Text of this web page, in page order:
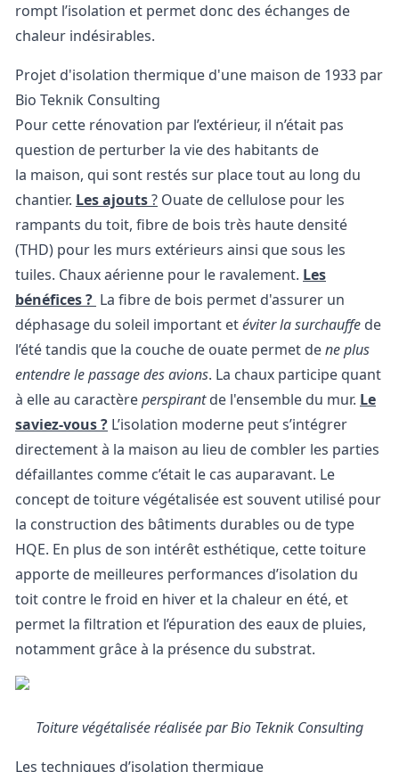
rompt l’isolation et permet donc des échanges de
chaleur indésirables.
Projet d'isolation thermique d'une maison de 1933 par
Bio Teknik Consulting
Pour cette rénovation par l’extérieur, il n’était pas
question de perturber la vie des habitants de
la maison, qui sont restés sur place tout au long du
chantier. Les ajouts? Ouate de cellulose pour les
rampants du toit, fibre de bois très haute densité
(THD) pour les murs extérieurs ainsi que sous les
tuiles. Chaux aérienne pour le ravalement. Les
bénéfices ? La fibre de bois permet d'assurer un
déphasage du soleil important etéviter la surchauffe de
l’été tandis que la couche de ouate permet dene plus
entendre le passage des avions. La chaux participe quant
à elle au caractèreperspirantde l'ensemble du mur. Le
saviez-vous ? L’isolation moderne peut s’intégrer
directement à la maison au lieu de combler les parties
défaillantes comme c’était le cas auparavant. Le
concept de toiture végétalisée est souvent utilisé pour
la construction des bâtiments durables ou de type
HQE. En plus de son intérêt esthétique, cette toiture
apporte de meilleures performances d’isolation du
toit contre le froid en hiver et la chaleur en été, et
permet la filtration et l’épuration des eaux de pluies,
notamment grâce à la présence du substrat.
Toiture végétalisée réalisée par Bio Teknik Consulting
Les techniques d’isolation thermique